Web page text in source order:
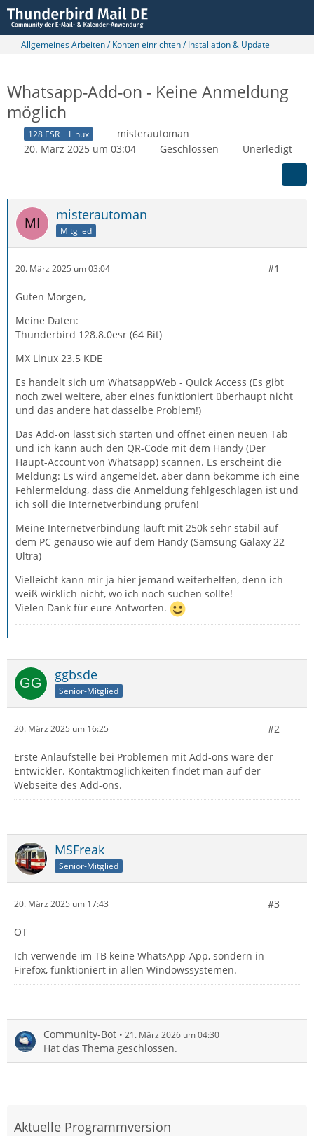
Allgemeines Arbeiten / Konten einrichten / Installation & Update
Whatsapp-Add-on - Keine Anmeldung
möglich
128 ESR Linux
misterautoman
20. März 2025 um 03:04
Geschlossen Unerledigt
misterautoman
Mitglied
20. März 2025 um 03:04 #1
Guten Morgen,
Meine Daten:
Thunderbird 128.8.0esr (64 Bit)
MX Linux 23.5 KDE
Es handelt sich um WhatsappWeb - Quick Access (Es gibt
noch zwei weitere, aber eines funktioniert überhaupt nicht
und das andere hat dasselbe Problem!)
Das Add-on lässt sich starten und öffnet einen neuen Tab
und ich kann auch den QR-Code mit dem Handy (Der
Haupt-Account von Whatsapp) scannen. Es erscheint die
Meldung: Es wird angemeldet, aber dann bekomme ich eine
Fehlermeldung, dass die Anmeldung fehlgeschlagen ist und
ich soll die Internetverbindung prüfen!
Meine Internetverbindung läuft mit 250k sehr stabil auf
dem PC genauso wie auf dem Handy (Samsung Galaxy 22
Ultra)
Vielleicht kann mir ja hier jemand weiterhelfen, denn ich
weiß wirklich nicht, wo ich noch suchen sollte!
Vielen Dank für eure Antworten.
ggbsde
Senior-Mitglied
20. März 2025 um 16:25 #2
Erste Anlaufstelle bei Problemen mit Add-ons wäre der
Entwickler. Kontaktmöglichkeiten findet man auf der
Webseite des Add-ons.
MSFreak
Senior-Mitglied
20. März 2025 um 17:43 #3
OT
Ich verwende im TB keine WhatsApp-App, sondern in
Firefox, funktioniert in allen Windowssystemen.
Community-Bot 21. März 2026 um 04:30
Hat das Thema geschlossen.
Aktuelle Programmversion